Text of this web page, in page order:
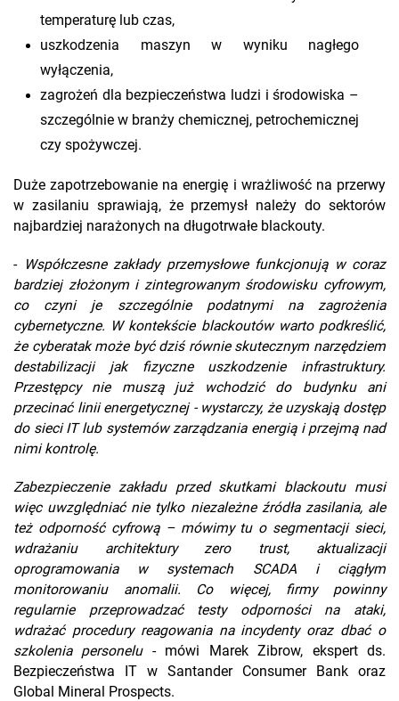
temperaturę lub czas,
uszkodzenia maszyn w wyniku nagłego
wyłączenia,
zagrożeń dla bezpieczeństwa ludzi i środowiska –
szczególnie w branży chemicznej, petrochemicznej
czy spożywczej.
Duże zapotrzebowanie na energię i wrażliwość na przerwy
w zasilaniu sprawiają, że przemysł należy do sektorów
najbardziej narażonych na długotrwałe blackouty.
- Współczesne zakłady przemysłowe funkcjonują w coraz
bardziej złożonym i zintegrowanym środowisku cyfrowym,
co czyni je szczególnie podatnymi na zagrożenia
cybernetyczne. W kontekście blackoutów warto podkreślić,
że cyberatak może być dziś równie skutecznym narzędziem
destabilizacji jak fizyczne uszkodzenie infrastruktury.
Przestępcy nie muszą już wchodzić do budynku ani
przecinać linii energetycznej - wystarczy, że uzyskają dostęp
do sieci IT lub systemów zarządzania energią i przejmą nad
nimi kontrolę.
Zabezpieczenie zakładu przed skutkami blackoutu musi
więc uwzględniać nie tylko niezależne źródła zasilania, ale
też odporność cyfrową – mówimy tu o segmentacji sieci,
wdrażaniu architektury zero trust, aktualizacji
oprogramowania w systemach SCADA i ciągłym
monitorowaniu anomalii. Co więcej, firmy powinny
regularnie przeprowadzać testy odporności na ataki,
wdrażać procedury reagowania na incydenty oraz dbać o
szkolenia personelu- mówi Marek Zibrow, ekspert ds.
Bezpieczeństwa IT w Santander Consumer Bank oraz
Global Mineral Prospects.